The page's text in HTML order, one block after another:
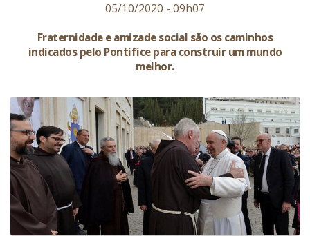
05/10/2020 - 09h07
Fraternidade e amizade social são os caminhos
indicados pelo Pontífice para construir um mundo
melhor.